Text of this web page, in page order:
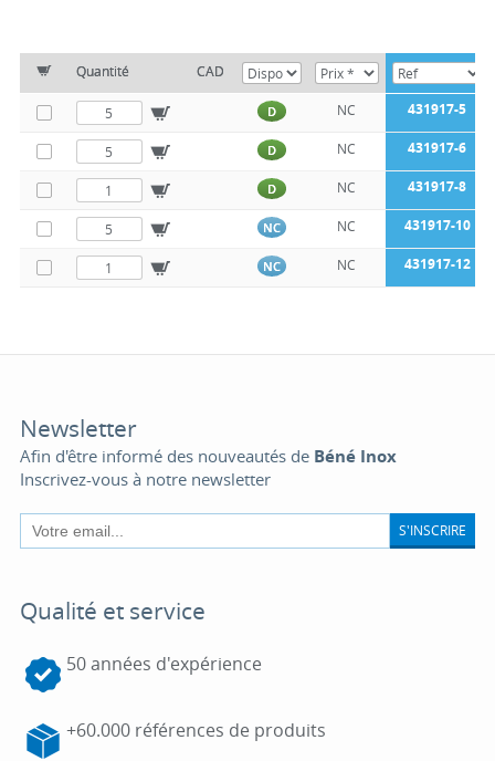
Quantité CAD
D NC 431917-5
D NC 431917-6
D NC 431917-8
NC NC 431917-10
NC NC 431917-12
Newsletter
Afin d'être informé des nouveautés de Béné Inox
Inscrivez-vous à notre newsletter
S'INSCRIRE
Qualité et service
50 années d'expérience
+60.000 références de produits